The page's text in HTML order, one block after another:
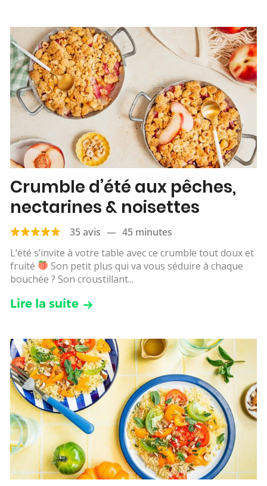
Crumble d’été aux pêches,
nectarines & noisettes
35 avis — 45 minutes
L’été s’invite à votre table avec ce crumble tout doux et
fruité
Son petit plus qui va vous séduire à chaque
bouchée ? Son croustillant...
Lire la suite